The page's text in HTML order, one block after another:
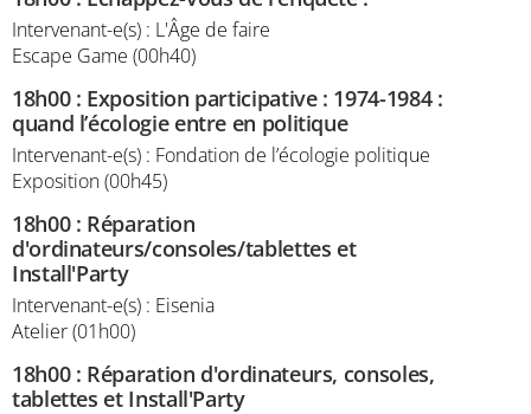
Intervenant-e(s) : L'Âge de faire
Escape Game (00h40)
18h00: Exposition participative : 1974-1984 :
quand l’écologie entre en politique
Intervenant-e(s) : Fondation de l’écologie politique
Exposition (00h45)
18h00: Réparation
d'ordinateurs/consoles/tablettes et
Install'Party
Intervenant-e(s) : Eisenia
Atelier (01h00)
18h00: Réparation d'ordinateurs, consoles,
tablettes et Install'Party